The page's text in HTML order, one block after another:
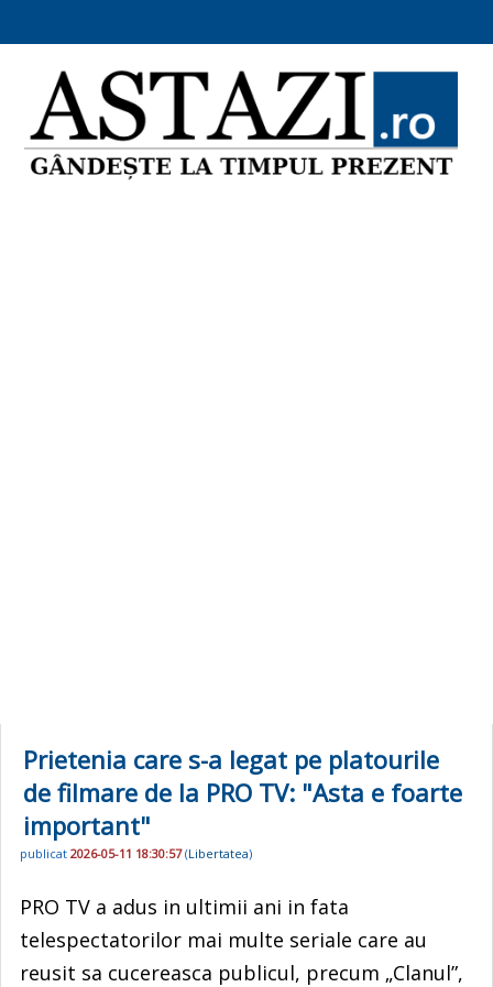
Prietenia care s-a legat pe platourile
de filmare de la PRO TV: "Asta e foarte
important"
publicat 2026-05-11 18:30:57(Libertatea)
PRO TV a adus in ultimii ani in fata
telespectatorilor mai multe seriale care au
reusit sa cucereasca publicul, precum „Clanul”,